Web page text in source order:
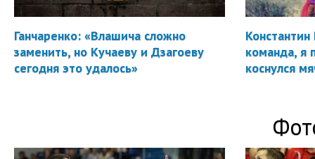
Ганчаренко: «Влашича сложно
заменить, но Кучаеву и Дзагоеву
сегодня это удалось»
Константин
команда, я
коснулся